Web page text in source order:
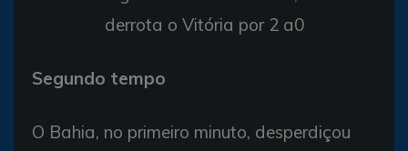
Segundo tempo
O Bahia, no primeiro minuto, desperdiçou